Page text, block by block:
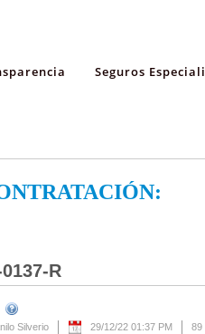
Seguros
R
Silverio
29/12/22 01:37 PM 89